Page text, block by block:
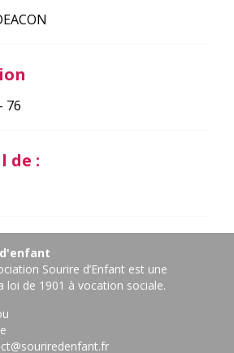
76
de :
Sourire d’Enfant est une
loi de 1901 à vocation sociale.